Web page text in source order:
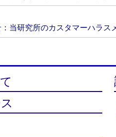
当研究所のカスタマーハラ